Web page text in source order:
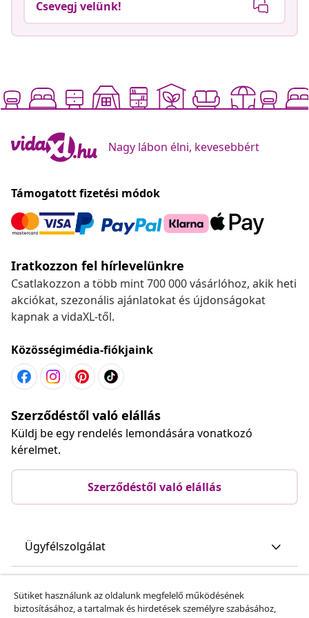
Csevegj velünk!
Nagy lábon élni, kevesebbért
Támogatott fizetési módok
Iratkozzon fel hírlevelünkre
Csatlakozzon a több mint 700 000 vásárlóhoz, akik heti
akciókat, szezonális ajánlatokat és újdonságokat
kapnak a vidaXL-től.
Közösségimédia-fiókjaink
Szerződéstől való elállás
Küldj be egy rendelés lemondására vonatkozó
kérelmet.
Szerződéstől való elállás
Ügyfélszolgálat
Sütiket használunk az oldalunk megfelelő működésének
biztosításához, a tartalmak és hirdetések személyre szabásához,